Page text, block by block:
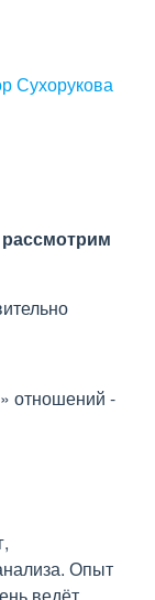
Сухорукова
отношений -
Опыт